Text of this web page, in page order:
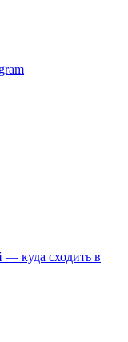
— куда сходить в